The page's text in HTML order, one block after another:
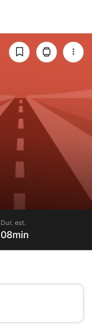
Dur. est.
08min